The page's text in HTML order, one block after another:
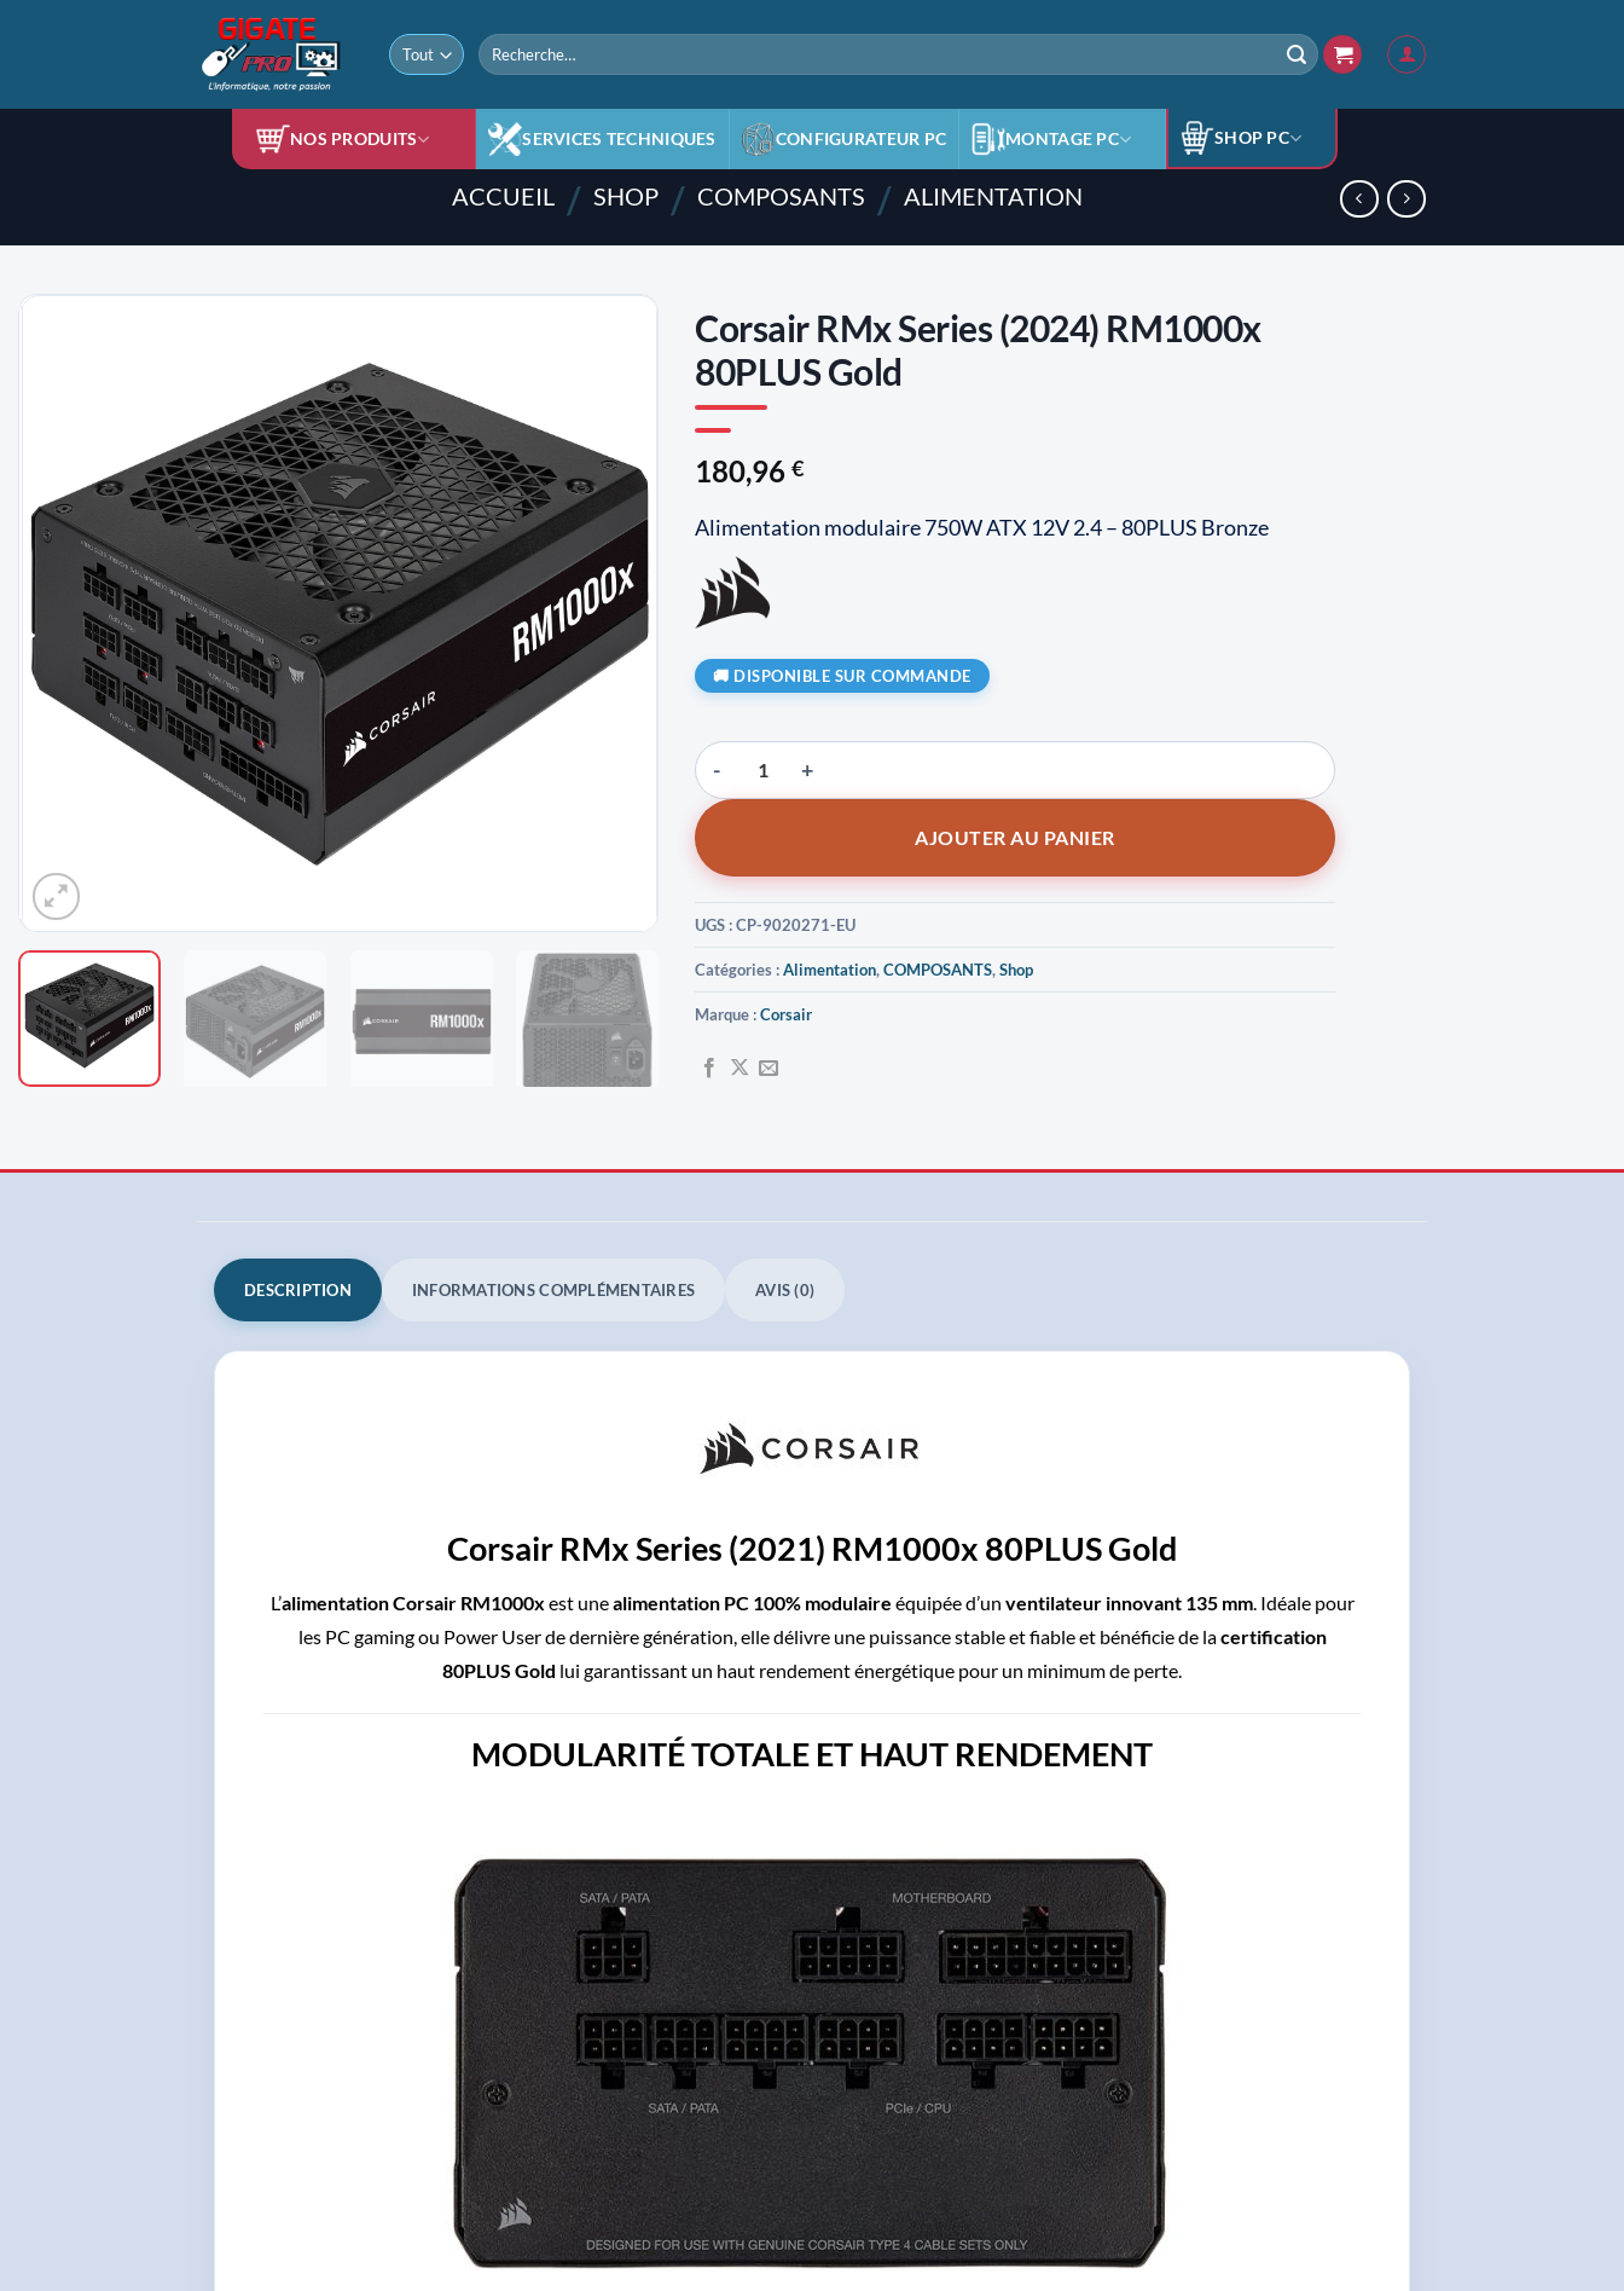
Recherche
pour :
NOS PRODUITS SERVICES TECHNIQUES CONFIGURATEUR PC MONTAGE PC SHOP PC
ACCUEIL / SHOP / COMPOSANTS / ALIMENTATION
LISTE
D'ENVIES
Corsair RMx Series (2024) RM1000x
80PLUS Gold
180,96 €
Alimentation modulaire 750W ATX 12V 2.4 – 80PLUS Bronze
DISPONIBLE SUR COMMANDE
quantité de Corsair RMx Series (2024) RM1000x 80PLUS Gold
AJOUTER AU PANIER
UGS :CP-9020271-EU
Catégories :Alimentation,COMPOSANTS,Shop
Marque :Corsair
DESCRIPTION INFORMATIONS COMPLÉMENTAIRES AVIS (0)
Corsair RMx Series (2021) RM1000x 80PLUS Gold
L’alimentation Corsair RM1000x est unealimentation PC 100% modulaire équipée d’un ventilateur innovant 135 mm. Idéale pour
les PC gaming ou Power User de dernière génération, elle délivre une puissance stable et fiable et bénéficie de lacertification
80PLUS Gold lui garantissant un haut rendement énergétique pour un minimum de perte.
MODULARITÉ TOTALE ET HAUT RENDEMENT